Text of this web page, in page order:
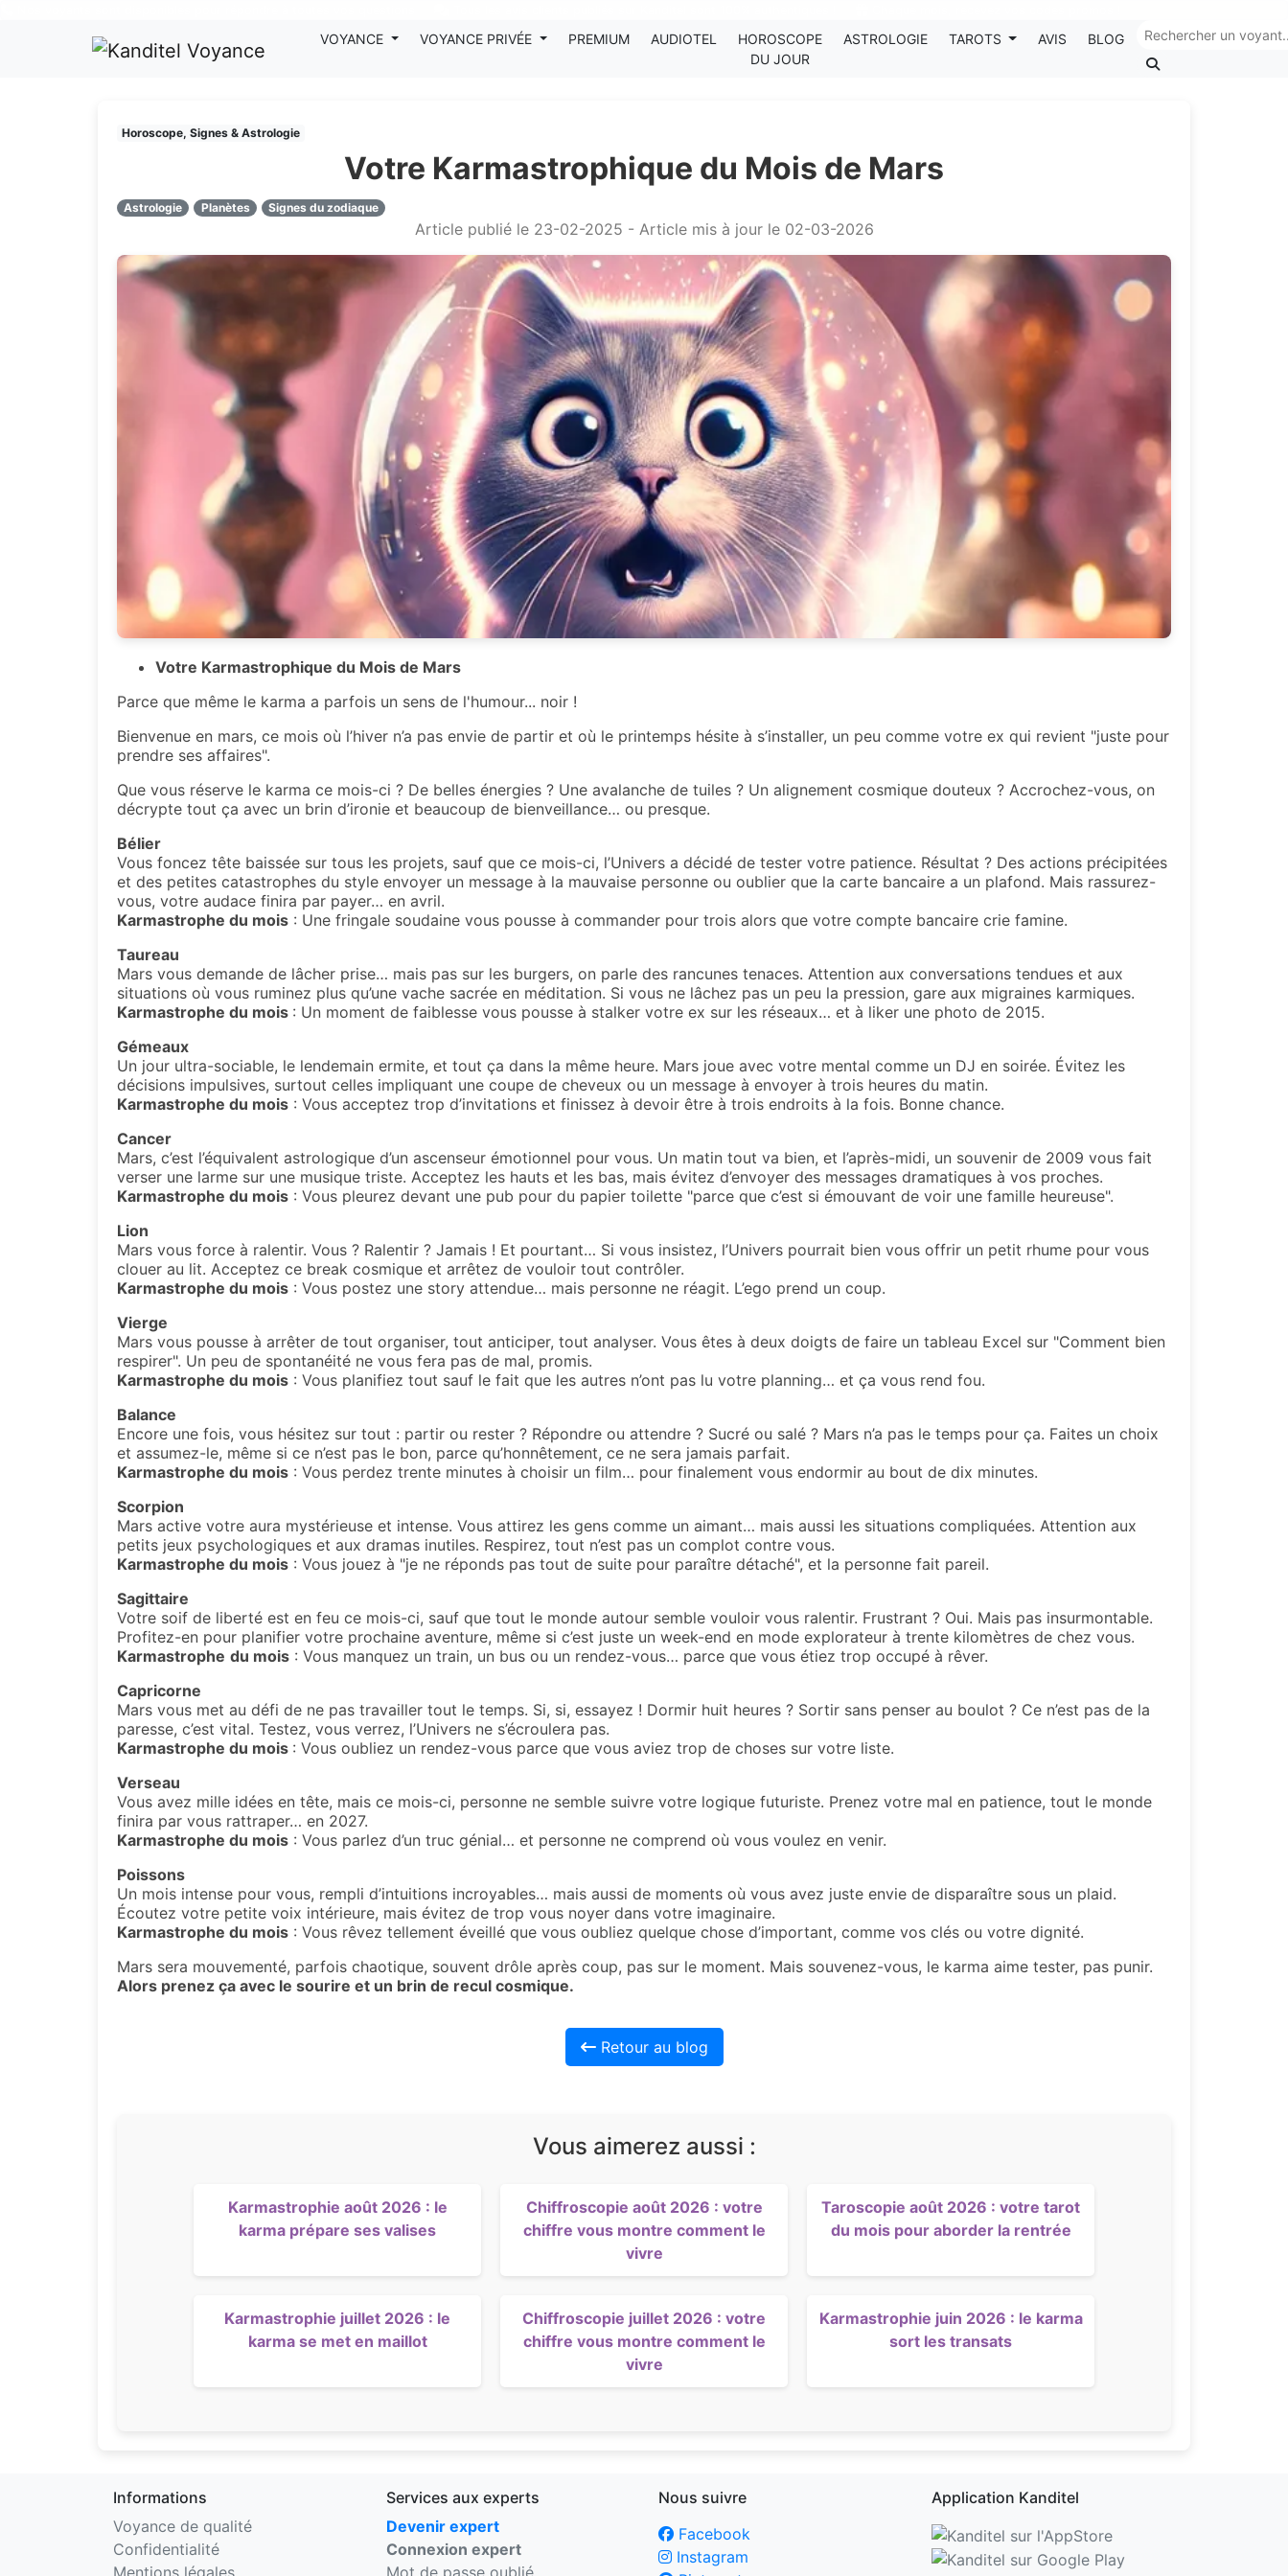
VOYANCE VOYANCE PRIVÉE PREMIUM AUDIOTEL
HOROSCOPE
DU JOUR
ASTROLOGIE TAROTS AVIS BLOG
Horoscope, Signes & Astrologie
Votre Karmastrophique du Mois de Mars
Astrologie Planètes Signes du zodiaque
Article publié le 23-02-2025 - Article mis à jour le 02-03-2026
Votre Karmastrophique du Mois de Mars
Parce que même le karma a parfois un sens de l'humour... noir !
Bienvenue en mars, ce mois où l’hiver n’a pas envie de partir et où le printemps hésite à s’installer, un peu comme votre ex qui revient "juste pour
prendre ses affaires".
Que vous réserve le karma ce mois-ci ? De belles énergies ? Une avalanche de tuiles ? Un alignement cosmique douteux ? Accrochez-vous, on
décrypte tout ça avec un brin d’ironie et beaucoup de bienveillance… ou presque.
Bélier
Vous foncez tête baissée sur tous les projets, sauf que ce mois-ci, l’Univers a décidé de tester votre patience. Résultat ? Des actions précipitées
et des petites catastrophes du style envoyer un message à la mauvaise personne ou oublier que la carte bancaire a un plafond. Mais rassurez-
vous, votre audace finira par payer… en avril.
Karmastrophe du mois : Une fringale soudaine vous pousse à commander pour trois alors que votre compte bancaire crie famine.
Taureau
Mars vous demande de lâcher prise… mais pas sur les burgers, on parle des rancunes tenaces. Attention aux conversations tendues et aux
situations où vous ruminez plus qu’une vache sacrée en méditation. Si vous ne lâchez pas un peu la pression, gare aux migraines karmiques.
Karmastrophe du mois : Un moment de faiblesse vous pousse à stalker votre ex sur les réseaux… et à liker une photo de 2015.
Gémeaux
Un jour ultra-sociable, le lendemain ermite, et tout ça dans la même heure. Mars joue avec votre mental comme un DJ en soirée. Évitez les
décisions impulsives, surtout celles impliquant une coupe de cheveux ou un message à envoyer à trois heures du matin.
Karmastrophe du mois : Vous acceptez trop d’invitations et finissez à devoir être à trois endroits à la fois. Bonne chance.
Cancer
Mars, c’est l’équivalent astrologique d’un ascenseur émotionnel pour vous. Un matin tout va bien, et l’après-midi, un souvenir de 2009 vous fait
verser une larme sur une musique triste. Acceptez les hauts et les bas, mais évitez d’envoyer des messages dramatiques à vos proches.
Karmastrophe du mois : Vous pleurez devant une pub pour du papier toilette "parce que c’est si émouvant de voir une famille heureuse".
Lion
Mars vous force à ralentir. Vous ? Ralentir ? Jamais ! Et pourtant… Si vous insistez, l’Univers pourrait bien vous offrir un petit rhume pour vous
clouer au lit. Acceptez ce break cosmique et arrêtez de vouloir tout contrôler.
Karmastrophe du mois : Vous postez une story attendue… mais personne ne réagit. L’ego prend un coup.
Vierge
Mars vous pousse à arrêter de tout organiser, tout anticiper, tout analyser. Vous êtes à deux doigts de faire un tableau Excel sur "Comment bien
respirer". Un peu de spontanéité ne vous fera pas de mal, promis.
Karmastrophe du mois : Vous planifiez tout sauf le fait que les autres n’ont pas lu votre planning… et ça vous rend fou.
Balance
Encore une fois, vous hésitez sur tout : partir ou rester ? Répondre ou attendre ? Sucré ou salé ? Mars n’a pas le temps pour ça. Faites un choix
et assumez-le, même si ce n’est pas le bon, parce qu’honnêtement, ce ne sera jamais parfait.
Karmastrophe du mois : Vous perdez trente minutes à choisir un film… pour finalement vous endormir au bout de dix minutes.
Scorpion
Mars active votre aura mystérieuse et intense. Vous attirez les gens comme un aimant… mais aussi les situations compliquées. Attention aux
petits jeux psychologiques et aux dramas inutiles. Respirez, tout n’est pas un complot contre vous.
Karmastrophe du mois : Vous jouez à "je ne réponds pas tout de suite pour paraître détaché", et la personne fait pareil.
Sagittaire
Votre soif de liberté est en feu ce mois-ci, sauf que tout le monde autour semble vouloir vous ralentir. Frustrant ? Oui. Mais pas insurmontable.
Profitez-en pour planifier votre prochaine aventure, même si c’est juste un week-end en mode explorateur à trente kilomètres de chez vous.
Karmastrophe du mois : Vous manquez un train, un bus ou un rendez-vous… parce que vous étiez trop occupé à rêver.
Capricorne
Mars vous met au défi de ne pas travailler tout le temps. Si, si, essayez ! Dormir huit heures ? Sortir sans penser au boulot ? Ce n’est pas de la
paresse, c’est vital. Testez, vous verrez, l’Univers ne s’écroulera pas.
Karmastrophe du mois : Vous oubliez un rendez-vous parce que vous aviez trop de choses sur votre liste.
Verseau
Vous avez mille idées en tête, mais ce mois-ci, personne ne semble suivre votre logique futuriste. Prenez votre mal en patience, tout le monde
finira par vous rattraper… en 2027.
Karmastrophe du mois : Vous parlez d’un truc génial… et personne ne comprend où vous voulez en venir.
Poissons
Un mois intense pour vous, rempli d’intuitions incroyables… mais aussi de moments où vous avez juste envie de disparaître sous un plaid.
Écoutez votre petite voix intérieure, mais évitez de trop vous noyer dans votre imaginaire.
Karmastrophe du mois : Vous rêvez tellement éveillé que vous oubliez quelque chose d’important, comme vos clés ou votre dignité.
Mars sera mouvementé, parfois chaotique, souvent drôle après coup, pas sur le moment. Mais souvenez-vous, le karma aime tester, pas punir.
Alors prenez ça avec le sourire et un brin de recul cosmique.
Retour au blog
Vous aimerez aussi :
Karmastrophie août 2026 : le
karma prépare ses valises
Chiffroscopie août 2026 : votre
chiffre vous montre comment le
vivre
Taroscopie août 2026 : votre tarot
du mois pour aborder la rentrée
Karmastrophie juillet 2026 : le
karma se met en maillot
Chiffroscopie juillet 2026 : votre
chiffre vous montre comment le
vivre
Karmastrophie juin 2026 : le karma
sort les transats
Informations
Voyance de qualité
Confidentialité
Mentions légales
Services aux experts
Devenir expert
Connexion expert
Mot de passe oublié
Nous suivre
Facebook
Instagram
Application Kanditel